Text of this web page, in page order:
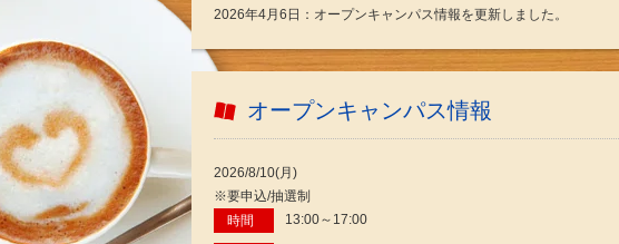
2026年4月6日：オープンキャンパス情報を更新しました。
オープンキャンパス情報
2026/8/10(月)
※要申込/抽選制
時間
13:00～17:00